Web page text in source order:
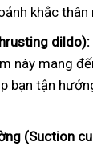
khắc thân
dildo):
này mang
bạn tận
(Suction